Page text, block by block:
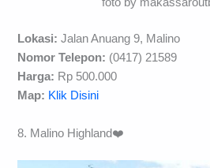
foto by
Lokasi: Jalan Anuang 9, Malino
Nomor Telepon: (0417) 21589
Harga: Rp 500.000
Map: Klik Disini
8. Malino Highland❤️